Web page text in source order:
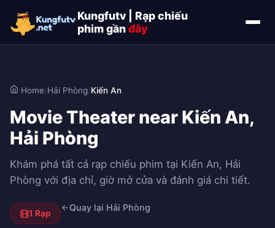
Kungfutv | Rạp chiếu
phim gầnđây
Home/Hải Phòng/Kiến An
Movie Theater near Kiến An,
Hải Phòng
Khám phá tất cả rạp chiếu phim tại Kiến An, Hải
Phòng với địa chỉ, giờ mở cửa và đánh giá chi tiết.
1 Rạp
Quay lại Hải Phòng